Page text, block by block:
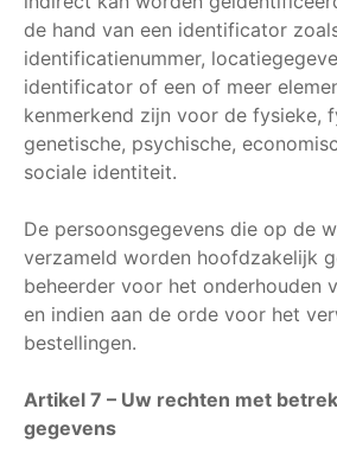
de hand van een identificator
identificatienummer,
identificator of een of meer
kenmerkend zijn voor de fysieke,
genetische, psychische,
sociale identiteit.
De persoonsgegevens die op de
verzameld worden hoofdzakelijk
beheerder voor het onderhouden
en indien aan de orde voor het
bestellingen.
Artikel 7 – Uw rechten met
gegevens